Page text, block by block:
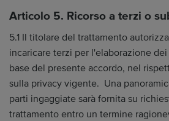
Articolo 5. Ricorso a terzi o
5.1 Il titolare del trattamento
incaricare terzi per l'elaborazione
base del presente accordo, nel
sulla privacy vigente. Una
parti ingaggiate sarà fornita su
trattamento entro un termine